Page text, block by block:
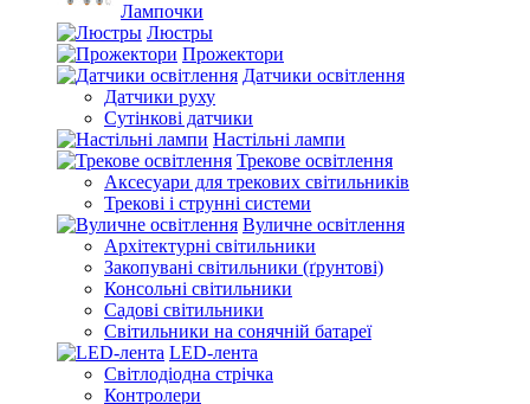
Лампочки
Люстры
Прожектори
Датчики освітлення
Датчики руху
Сутінкові датчики
Настільні лампи
Трекове освітлення
Аксесуари для трекових світильників
Трекові і струнні системи
Вуличне освітлення
Архітектурні світильники
Закопувані світильники (ґрунтові)
Консольні світильники
Садові світильники
Світильники на сонячній батареї
LED-лента
Світлодіодна стрічка
Контролери